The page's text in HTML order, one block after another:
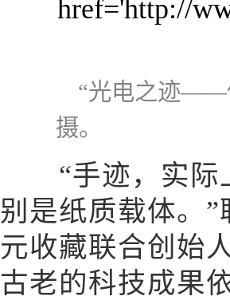
“光电之迹——
摄。
“手迹，实际
别是纸质载体。
元收藏联合创始
古老的科技成果